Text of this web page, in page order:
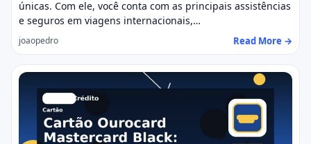
únicas. Com ele, você conta com as principais assistências
e seguros em viagens internacionais,…
joaopedro Read More →